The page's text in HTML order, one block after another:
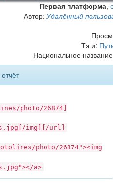
Первая платформа,
Автор: Удалённый
Тэги:
Национальное
photo/26874]
img][/url]
photo/26874"><img
a>